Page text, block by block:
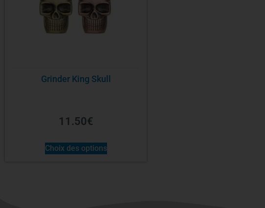
Grinder King Skull
11.50€
Choix des options